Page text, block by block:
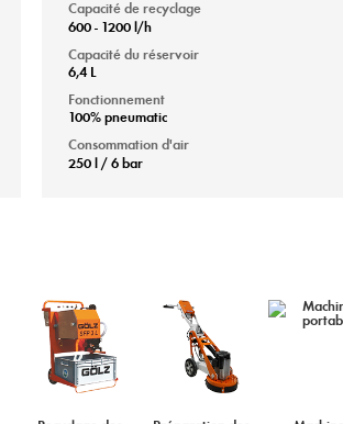
Capacité de recyclage
600 - 1200 l/h
Capacité du réservoir
6,4 L
Fonctionnement
100% pneumatic
Consommation d'air
250 l / 6 bar